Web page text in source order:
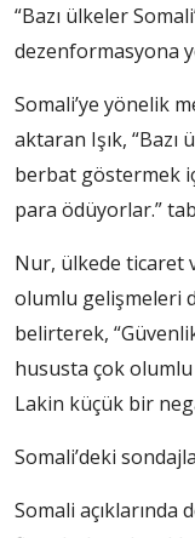
“Bazı ülkeler
dezenformasyona
Somali’ye yönelik
aktaran Işık, “Bazı
berbat göstermek
para ödüyorlar.”
Nur, ülkede ticaret
olumlu gelişmeleri
belirterek,
hususta çok
Lakin küçük bir
Somali’deki
Somali açıklarında